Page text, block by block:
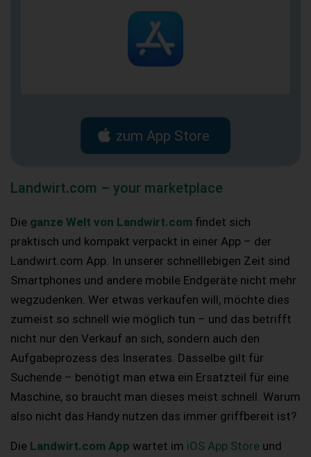
zum App Store
Landwirt.com – your marketplace
Die ganze Welt von Landwirt.com findet sich
praktisch und kompakt verpackt in einer App – der
Landwirt.com App. In unserer schnelllebigen Zeit sind
Smartphones und andere mobile Endgeräte nicht mehr
wegzudenken. Wer etwas verkaufen will, möchte dies
zumeist so schnell wie möglich tun – und das betrifft
nicht nur den Verkauf an sich, sondern auch den
Aufgabeprozess des Inserates. Dasselbe gilt für
Suchende – benötigt man etwa ein Ersatzteil für eine
Maschine, so braucht man dieses meist schnell. Warum
also nicht das Handy nutzen das immer griffbereit ist?
Die Landwirt.com App wartet im iOS App Store und